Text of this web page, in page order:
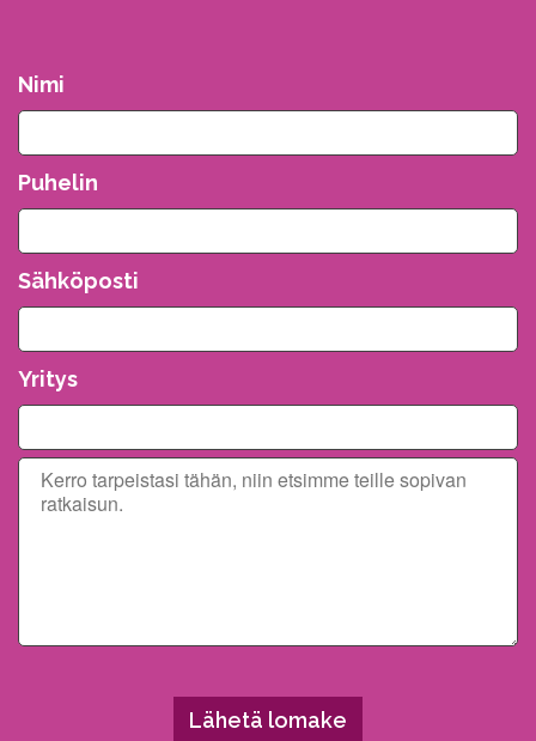
Nimi
Puhelin
Sähköposti
Yritys